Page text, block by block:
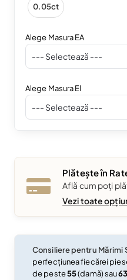
0.05ct
Alege Masura EA
Alege Masura El
Plătește în
Află cum poți
Vezi toate
Consiliere pentru Mărimi
perfecțiunea fiecărei
de peste55(damă) sau63